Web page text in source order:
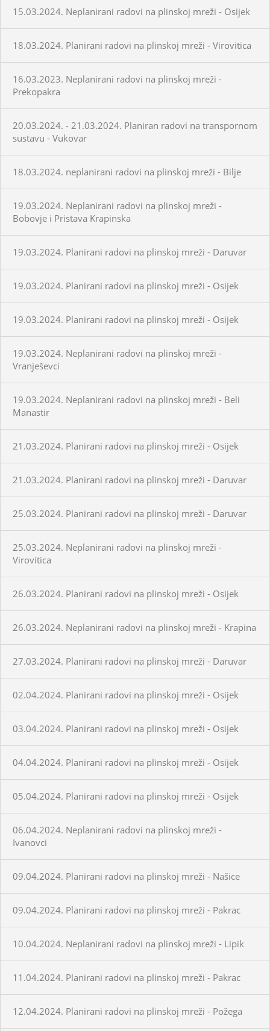
15.03.2024. Neplanirani radovi na plinskoj mreži - Osijek
18.03.2024. Planirani radovi na plinskoj mreži - Virovitica
16.03.2023. Neplanirani radovi na plinskoj mreži -
Prekopakra
20.03.2024. - 21.03.2024. Planiran radovi na transpornom
sustavu - Vukovar
18.03.2024. neplanirani radovi na plinskoj mreži - Bilje
19.03.2024. Neplanirani radovi na plinskoj mreži -
Bobovje i Pristava Krapinska
19.03.2024. Planirani radovi na plinskoj mreži - Daruvar
19.03.2024. Planirani radovi na plinskoj mreži - Osijek
19.03.2024. Planirani radovi na plinskoj mreži - Osijek
19.03.2024. Neplanirani radovi na plinskoj mreži -
Vranješevci
19.03.2024. Neplanirani radovi na plinskoj mreži - Beli
Manastir
21.03.2024. Planirani radovi na plinskoj mreži - Osijek
21.03.2024. Planirani radovi na plinskoj mreži - Daruvar
25.03.2024. Planirani radovi na plinskoj mreži - Daruvar
25.03.2024. Neplanirani radovi na plinskoj mreži -
Virovitica
26.03.2024. Planirani radovi na plinskoj mreži - Osijek
26.03.2024. Neplanirani radovi na plinskoj mreži - Krapina
27.03.2024. Planirani radovi na plinskoj mreži - Daruvar
02.04.2024. Planirani radovi na plinskoj mreži - Osijek
03.04.2024. Planirani radovi na plinskoj mreži - Osijek
04.04.2024. Planirani radovi na plinskoj mreži - Osijek
05.04.2024. Planirani radovi na plinskoj mreži - Osijek
06.04.2024. Neplanirani radovi na plinskoj mreži -
Ivanovci
09.04.2024. Planirani radovi na plinskoj mreži - Našice
09.04.2024. Planirani radovi na plinskoj mreži - Pakrac
10.04.2024. Neplanirani radovi na plinskoj mreži - Lipik
11.04.2024. Planirani radovi na plinskoj mreži - Pakrac
12.04.2024. Planirani radovi na plinskoj mreži - Požega